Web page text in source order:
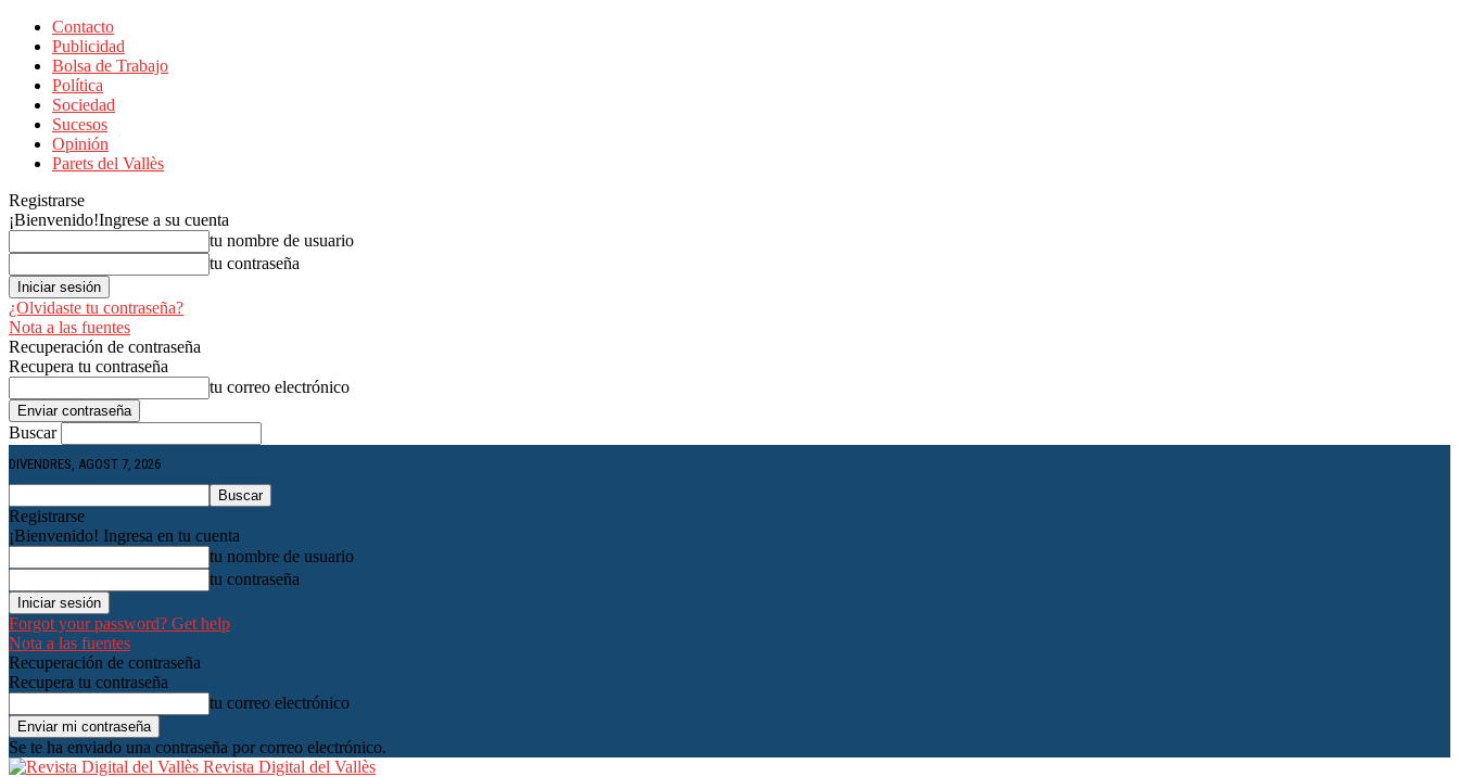
Contacto
Publicidad
Bolsa de Trabajo
Política
Sociedad
Sucesos
Opinión
Parets del Vallès
Registrarse
¡Bienvenido!Ingrese a su cuenta
tu nombre de usuario
tu contraseña
¿Olvidaste tu contraseña?
Nota a las fuentes
Recuperación de contraseña
Recupera tu contraseña
tu correo electrónico
Buscar
DIVENDRES, AGOST 7, 2026
Registrarse
¡Bienvenido! Ingresa en tu cuenta
tu nombre de usuario
tu contraseña
Forgot your password? Get help
Nota a las fuentes
Recuperación de contraseña
Recupera tu contraseña
tu correo electrónico
Se te ha enviado una contraseña por correo electrónico.
Revista Digital del Vallès